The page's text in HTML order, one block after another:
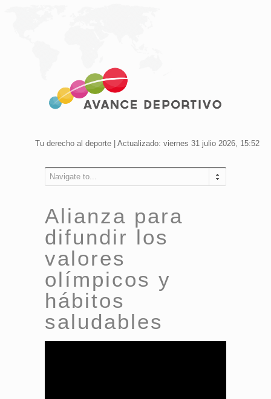
Tu derecho al deporte | Actualizado: viernes 31 julio 2026, 15:52
Navigate to...
Alianza para
difundir los
valores
olímpicos y
hábitos
saludables